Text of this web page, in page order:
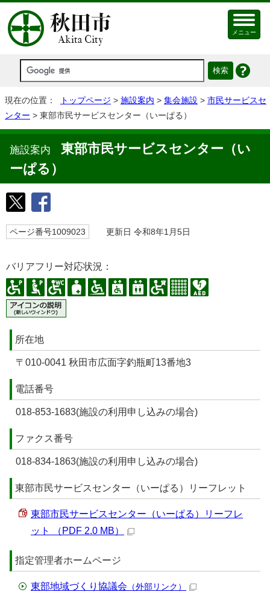
メニュー
現在の位置： トップページ > 施設案内 > 集会施設 > 市民サービスセ
ンター > 東部市民サービスセンター（いーぱる）
施設案内 東部市民サービスセンター（い
ーぱる）
ページ番号1009023 更新日 令和8年1月5日
バリアフリー対応状況：
所在地
〒010-0041 秋田市広面字釣瓶町13番地3
電話番号
018‐853‐1683(施設の利用申し込みの場合)
ファクス番号
018-834-1863(施設の利用申し込みの場合)
東部市民サービスセンター（いーぱる）リーフレット
東部市民サービスセンター（いーぱる）リーフレ
ット （PDF 2.0 MB）
指定管理者ホームページ
東部地域づくり協議会 （外部リンク）